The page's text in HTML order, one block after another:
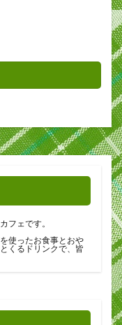
フェです。
使ったお食事とおや
くるドリンクで、皆